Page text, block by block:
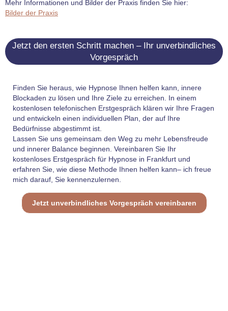
Mehr Informationen und Bilder der Praxis finden Sie hier:
Bilder der Praxis
Jetzt den ersten Schritt machen – Ihr unverbindliches
Vorgespräch
Finden Sie heraus, wie Hypnose Ihnen helfen kann, innere
Blockaden zu lösen und Ihre Ziele zu erreichen. In einem
kostenlosen telefonischen Erstgespräch klären wir Ihre Fragen
und entwickeln einen individuellen Plan, der auf Ihre
Bedürfnisse abgestimmt ist.
Lassen Sie uns gemeinsam den Weg zu mehr Lebensfreude
und innerer Balance beginnen. Vereinbaren Sie Ihr
kostenloses Erstgespräch für Hypnose in Frankfurt und
erfahren Sie, wie diese Methode Ihnen helfen kann– ich freue
mich darauf, Sie kennenzulernen.
Jetzt unverbindliches Vorgespräch vereinbaren